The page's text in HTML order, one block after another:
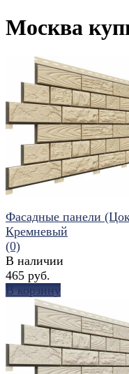
Москва
избранное сравнить
Фасадные панели
Кремневый
(0)
В наличии
465 руб.
В корзину